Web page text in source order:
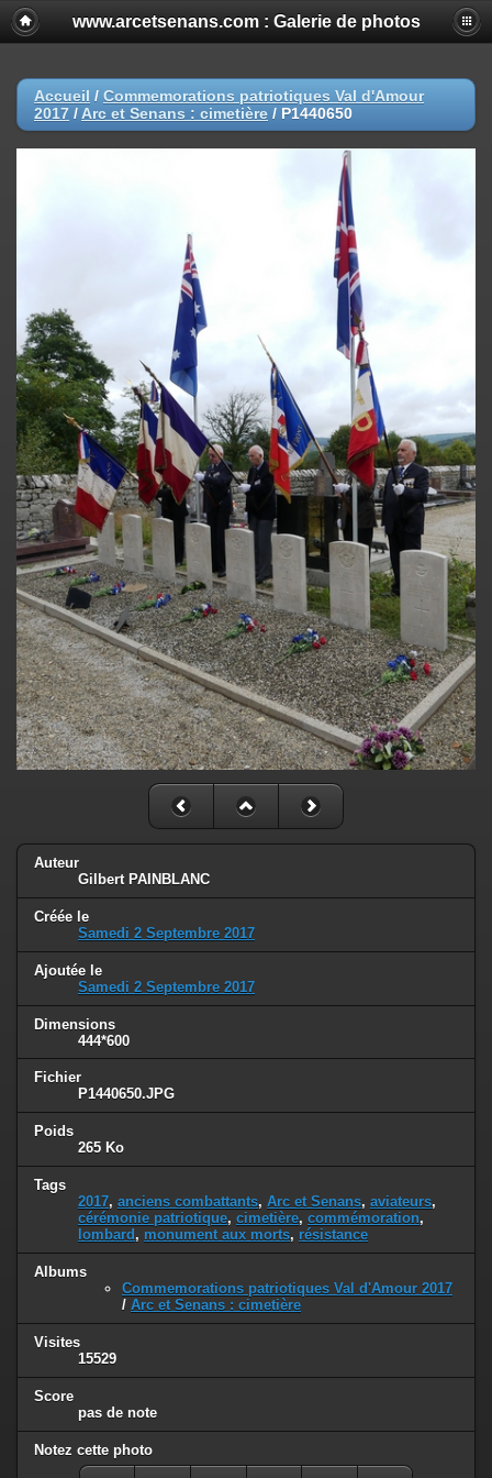
www.arcetsenans.com : Galerie de photos
Accueil / Commemorations patriotiques Val d'Amour
2017 / Arc et Senans : cimetière / P1440650
Auteur
Gilbert PAINBLANC
Créée le
Samedi 2 Septembre 2017
Ajoutée le
Samedi 2 Septembre 2017
Dimensions
444*600
Fichier
P1440650.JPG
Poids
265 Ko
Tags
2017, anciens combattants, Arc et Senans, aviateurs,
cérémonie patriotique, cimetière, commémoration,
lombard , monument aux morts, résistance
Albums
Commemorations patriotiques Val d'Amour 2017
/ Arc et Senans : cimetière
Visites
15529
Score
pas de note
Notez cette photo